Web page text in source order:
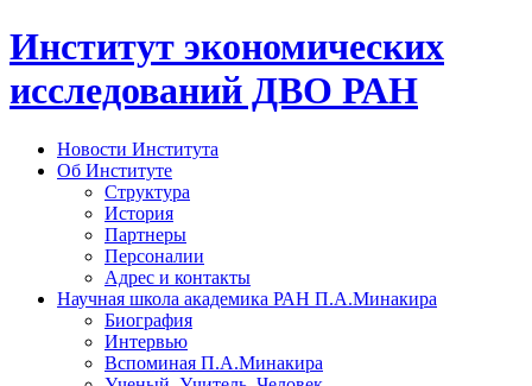
Институт экономических
исследований ДВО РАН
Новости Института
Об Институте
Структура
История
Партнеры
Персоналии
Адрес и контакты
Научная школа академика РАН П.А.Минакира
Биография
Интервью
Вспоминая П.А.Минакира